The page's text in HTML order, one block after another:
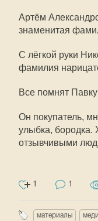
Артём
знаменитая
С лёгкой руки
фамилия
Все помнят
Он покупатель,
улыбка, бородка.
отзывчивыми
1 1
материалы